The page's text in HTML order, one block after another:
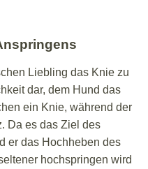
Liebling das Knie zu
dar, dem Hund das
ein Knie, während der
Da es das Ziel des
er das Hochheben des
hochspringen wird